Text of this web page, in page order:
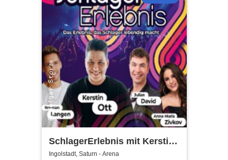
SchlagerErlebnis mit Kerstin
Ott u.v.a. - Kerstin Ott,
Ingolstadt, Saturn - Arena